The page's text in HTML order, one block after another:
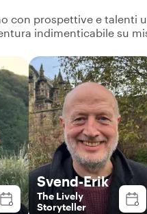
con prospettive e talenti
indimenticabile su
Svend-Erik
The Lively
Storyteller